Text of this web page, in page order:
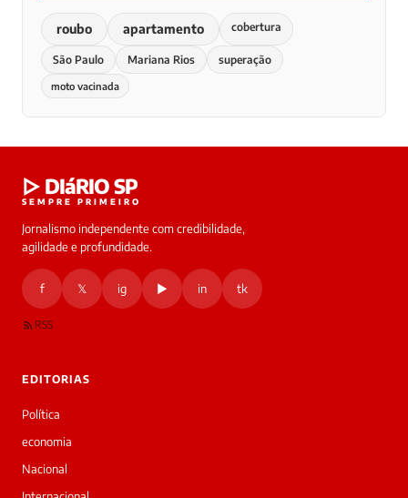
roubo apartamento cobertura
São Paulo Mariana Rios superação
moto vacinada
▷ DIáRIO SP
SEMPRE PRIMEIRO
Jornalismo independente com credibilidade,
agilidade e profundidade.
f 𝕏 ig ▶ in tk
RSS
EDITORIAS
Política
economia
Nacional